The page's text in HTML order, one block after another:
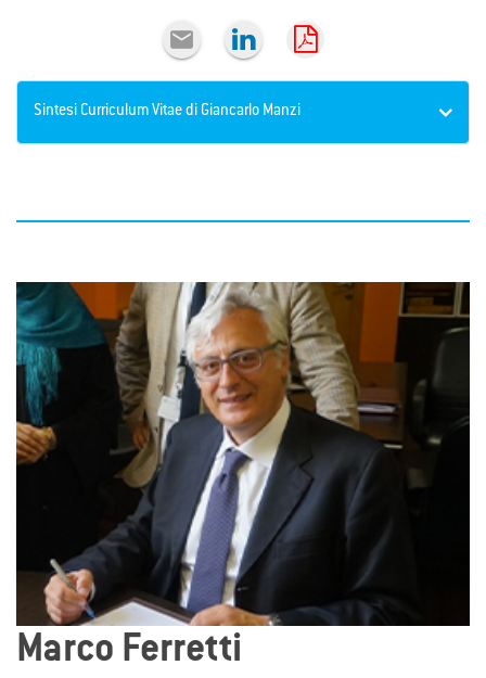

Sintesi Curriculum Vitae di Giancarlo Manzi
Marco Ferretti